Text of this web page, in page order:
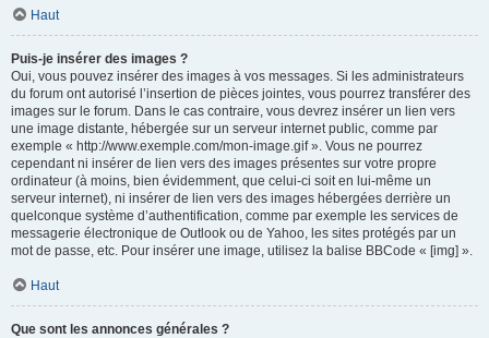
Haut
Puis-je insérer des images ?
Oui, vous pouvez insérer des images à vos messages. Si les administrateurs
du forum ont autorisé l’insertion de pièces jointes, vous pourrez transférer des
images sur le forum. Dans le cas contraire, vous devrez insérer un lien vers
une image distante, hébergée sur un serveur internet public, comme par
exemple « http://www.exemple.com/mon-image.gif ». Vous ne pourrez
cependant ni insérer de lien vers des images présentes sur votre propre
ordinateur (à moins, bien évidemment, que celui-ci soit en lui-même un
serveur internet), ni insérer de lien vers des images hébergées derrière un
quelconque système d’authentification, comme par exemple les services de
messagerie électronique de Outlook ou de Yahoo, les sites protégés par un
mot de passe, etc. Pour insérer une image, utilisez la balise BBCode « [img] ».
Haut
Que sont les annonces générales ?